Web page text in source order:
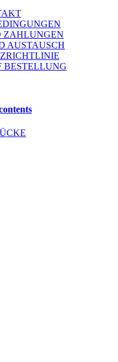
ZAHLUNGEN
AUSTAUSCH
BESTELLUNG